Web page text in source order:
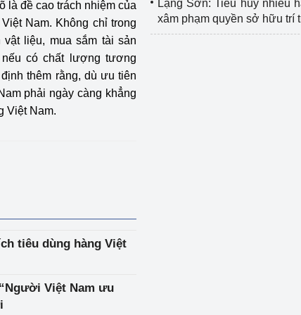
là đề cao trách nhiệm của
Nam. Không chỉ trong
liệu, mua sắm tài sản
có chất lượng tương
thêm rằng, dù ưu tiên
phải ngày càng khẳng
Việt Nam.
tiêu dùng hàng Việt
Việt Nam ưu
Lạng Sơn: Tiêu hủy nhiều
xâm phạm quyền sở hữu trí